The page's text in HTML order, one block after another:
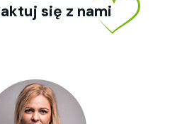
się z nami